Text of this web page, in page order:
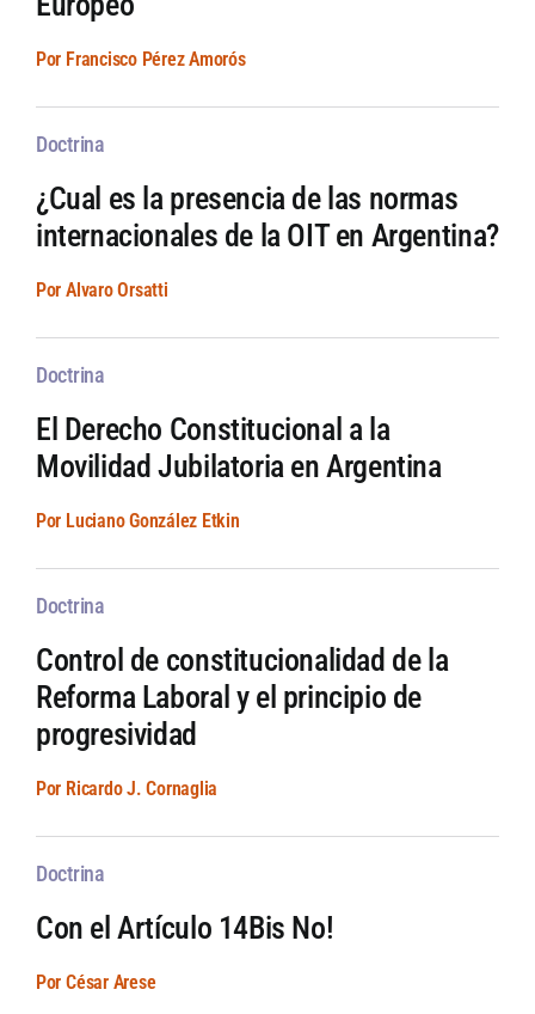
Por Francisco Pérez Amorós
Doctrina
¿Cual es la presencia de las normas
internacionales de la OIT en Argentina?
Por Alvaro Orsatti
Doctrina
El Derecho Constitucional a la
Movilidad Jubilatoria en Argentina
Por Luciano González Etkin
Doctrina
Control de constitucionalidad de la
Reforma Laboral y el principio de
progresividad
Por Ricardo J. Cornaglia
Doctrina
Con el Artículo 14Bis No!
Por César Arese